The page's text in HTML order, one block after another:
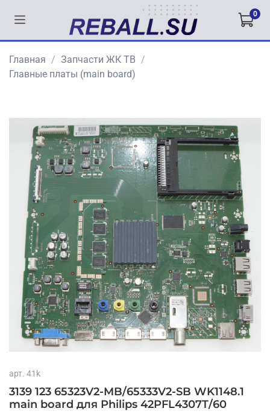
0
Главная
Запчасти ЖК ТВ
Главные платы (main board)
арт. 41k
3139 123 65323V2-MB/65333V2-SB WK1148.1
main board для Philips 42PFL4307T/60